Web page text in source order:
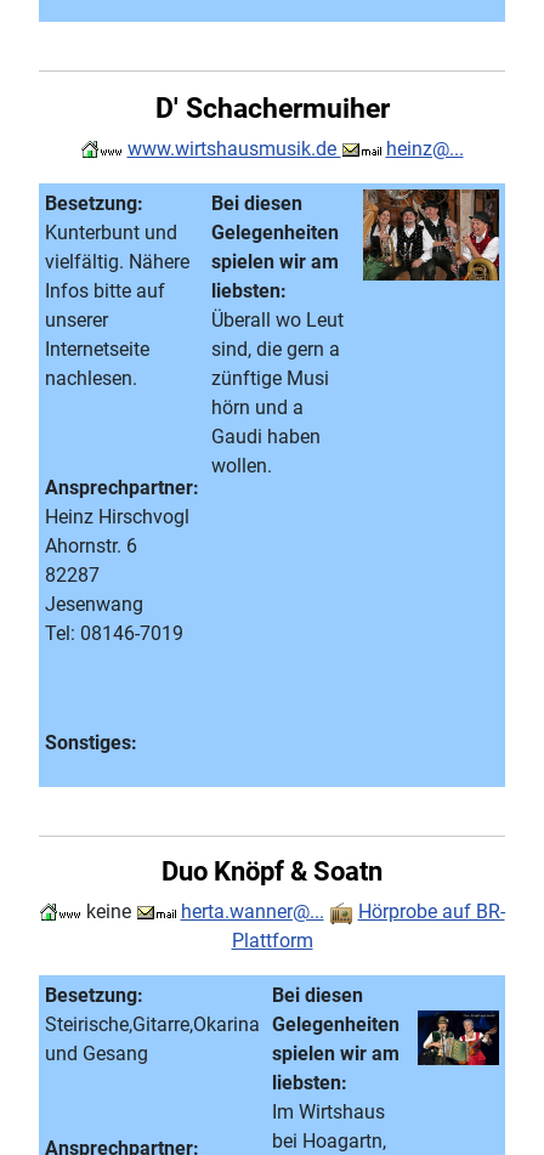
D' Schachermuiher
www.wirtshausmusik.de heinz@...
Besetzung:
Kunterbunt und
vielfältig. Nähere
Infos bitte auf
unserer
Internetseite
nachlesen.
Bei diesen
Gelegenheiten
spielen wir am
liebsten:
Überall wo Leut
sind, die gern a
zünftige Musi
hörn und a
Gaudi haben
wollen.
Ansprechpartner:
Heinz Hirschvogl
Ahornstr. 6
82287
Jesenwang
Tel: 08146-7019
Sonstiges:
Duo Knöpf & Soatn
keine herta.wanner@...
Hörprobe auf BR-
Plattform
Besetzung:
Steirische,Gitarre,Okarina
und Gesang
Bei diesen
Gelegenheiten
spielen wir am
liebsten:
Im Wirtshaus
bei Hoagartn,
Ansprechpartner: